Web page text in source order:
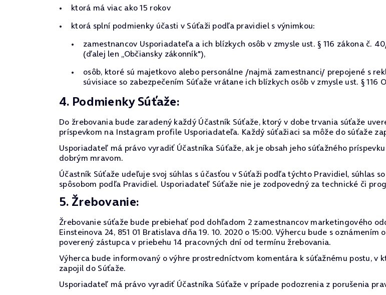
ktorá má viac ako 15 rokov
ktorá splní podmienky účasti v Súťaži podľa pravidiel s výnimkou:
zamestnancov Usporiadateľa a ich blízkych osôb v zmysle ust. § 116 zákona č.
(ďalej len „Občiansky zákonník"),
osôb, ktoré sú majetkovo alebo personálne /najmä zamestnanci/ prepojené s
súvisiace so zabezpečením Súťaže vrátane ich blízkych osôb v zmysle ust. § 116
4. Podmienky Súťaže:
Do žrebovania bude zaradený každý Účastník Súťaže, ktorý v dobe trvania súťaže
príspevkom na Instagram profile Usporiadateľa. Každý súťažiaci sa môže do súťaže
Usporiadateľ má právo vyradiť Účastníka Súťaže, ak je obsah jeho súťažného
dobrým mravom.
Účastník Súťaže udeľuje svoj súhlas s účasťou v Súťaži podľa týchto Pravidiel, súhlas
spôsobom podľa Pravidiel. Usporiadateľ Súťaže nie je zodpovedný za technické či
5. Žrebovanie:
Žrebovanie súťaže bude prebiehať pod dohľadom 2 zamestnancov marketingového
Einsteinova 24, 851 01 Bratislava dňa 19. 10. 2020 o 15:00. Výhercu bude s
poverený zástupca v priebehu 14 pracovných dní od termínu žrebovania.
Výherca bude informovaný o výhre prostredníctvom komentára k súťažnému postu, v
zapojil do Súťaže.
Usporiadateľ má právo vyradiť Účastníka Súťaže v prípade podozrenia z porušenia